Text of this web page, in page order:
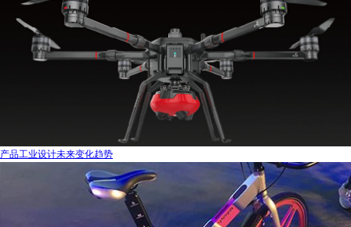
产品工业设计未来变化趋势